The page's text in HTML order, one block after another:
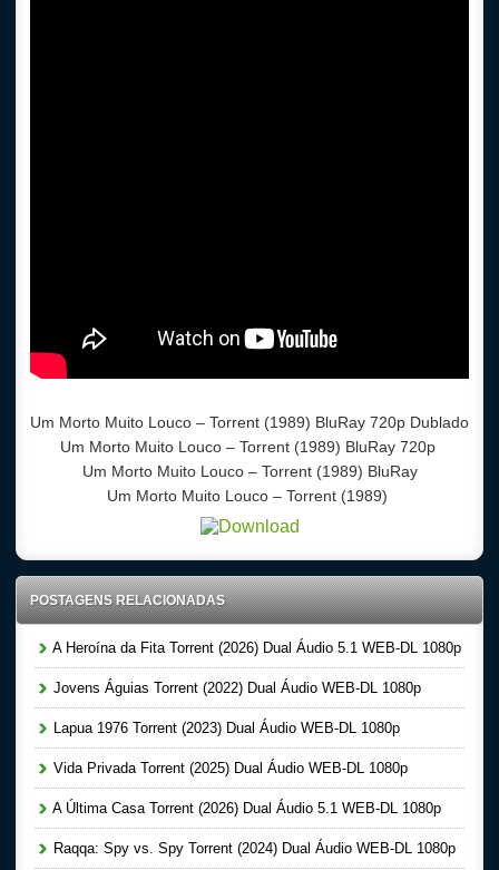
Um Morto Muito Louco – Torrent (1989) BluRay 720p Dublado
Um Morto Muito Louco – Torrent (1989) BluRay 720p
Um Morto Muito Louco – Torrent (1989) BluRay
Um Morto Muito Louco – Torrent (1989)
POSTAGENS RELACIONADAS
A Heroína da Fita Torrent (2026) Dual Áudio 5.1 WEB-DL 1080p
Jovens Águias Torrent (2022) Dual Áudio WEB-DL 1080p
Lapua 1976 Torrent (2023) Dual Áudio WEB-DL 1080p
Vida Privada Torrent (2025) Dual Áudio WEB-DL 1080p
A Última Casa Torrent (2026) Dual Áudio 5.1 WEB-DL 1080p
Raqqa: Spy vs. Spy Torrent (2024) Dual Áudio WEB-DL 1080p